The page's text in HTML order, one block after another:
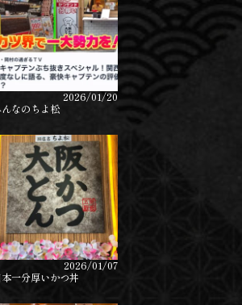
2026/01/20
なのちよ松
2026/01/07
本一分厚いかつ丼